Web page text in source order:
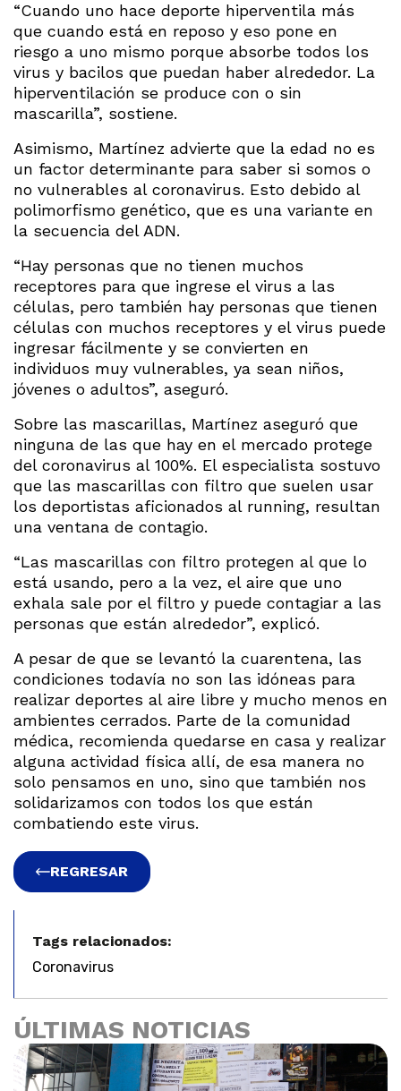
“Cuando uno hace deporte hiperventila más
que cuando está en reposo y eso pone en
riesgo a uno mismo porque absorbe todos los
virus y bacilos que puedan haber alrededor. La
hiperventilación se produce con o sin
mascarilla”, sostiene.
Asimismo, Martínez advierte que la edad no es
un factor determinante para saber si somos o
no vulnerables al coronavirus. Esto debido al
polimorfismo genético, que es una variante en
la secuencia del ADN.
“Hay personas que no tienen muchos
receptores para que ingrese el virus a las
células, pero también hay personas que tienen
células con muchos receptores y el virus puede
ingresar fácilmente y se convierten en
individuos muy vulnerables, ya sean niños,
jóvenes o adultos”, aseguró.
Sobre las mascarillas, Martínez aseguró que
ninguna de las que hay en el mercado protege
del coronavirus al 100%. El especialista sostuvo
que las mascarillas con filtro que suelen usar
los deportistas aficionados al running, resultan
una ventana de contagio.
“Las mascarillas con filtro protegen al que lo
está usando, pero a la vez, el aire que uno
exhala sale por el filtro y puede contagiar a las
personas que están alrededor”, explicó.
A pesar de que se levantó la cuarentena, las
condiciones todavía no son las idóneas para
realizar deportes al aire libre y mucho menos en
ambientes cerrados. Parte de la comunidad
médica, recomienda quedarse en casa y realizar
alguna actividad física allí, de esa manera no
solo pensamos en uno, sino que también nos
solidarizamos con todos los que están
combatiendo este virus.
REGRESAR
Tags relacionados:
Coronavirus
ÚLTIMAS NOTICIAS